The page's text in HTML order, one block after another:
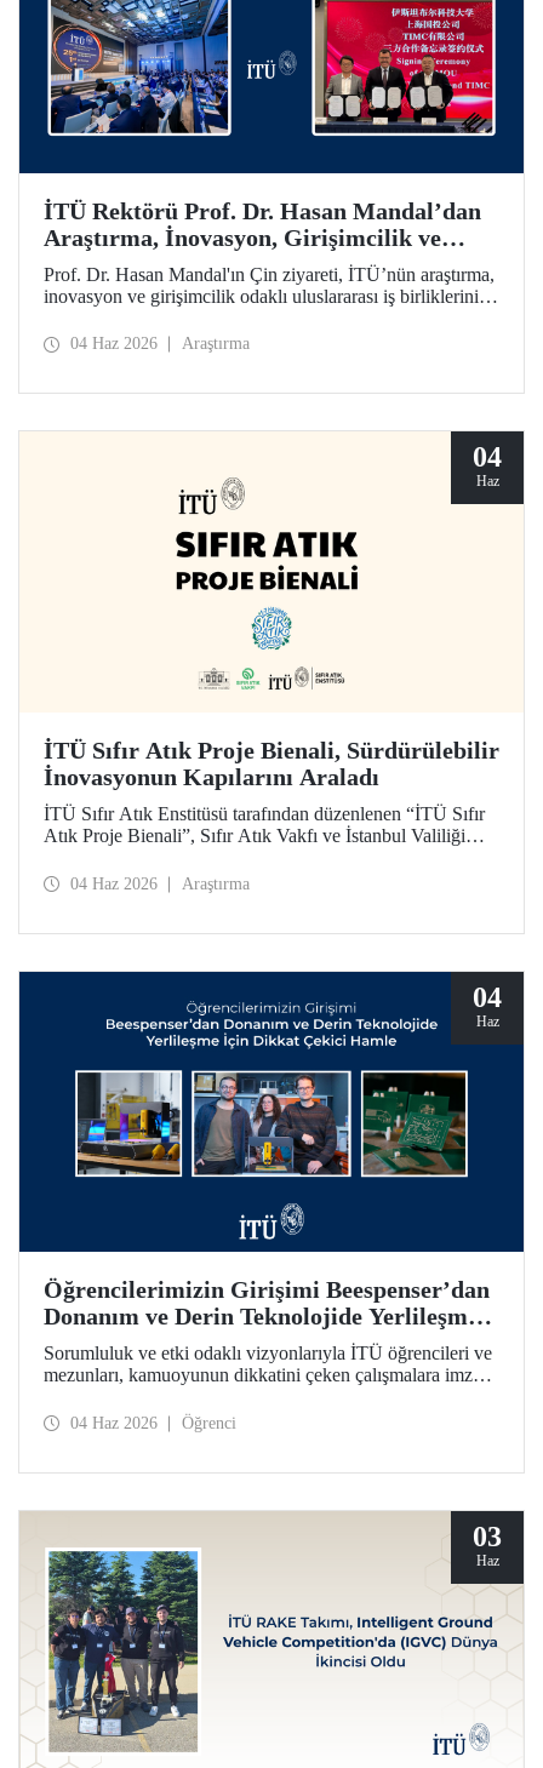
İTÜ Rektörü Prof. Dr. Hasan Mandal’dan
Araştırma, İnovasyon, Girişimcilik ve
Teknoloji Odaklı Uluslararası İş
Birliklerini Güçlendiren Çin Ziyareti
Prof. Dr. Hasan Mandal'ın Çin ziyareti, İTÜ’nün araştırma,
inovasyon ve girişimcilik odaklı uluslararası iş birliklerini
owned Capital Investment Co. (SSCI) ve TIMC ile İTÜ
04 Haz 2026 Araştırma
04
Haz
İTÜ Sıfır Atık Proje Bienali, Sürdürülebilir
İnovasyonun Kapılarını Araladı
İTÜ Sıfır Atık Enstitüsü tarafından düzenlenen “İTÜ Sıfır
Atık Proje Bienali”, Sıfır Atık Vakfı ve İstanbul Valiliği
kapsamında 3 Haziran 2026’da İTÜ Süleyman Demirel
04 Haz 2026 Araştırma
04
Haz
Öğrencilerimizin Girişimi Beespenser’dan
Donanım ve Derin Teknolojide Yerlileşme
İçin Dikkat Çekici Hamle
Sorumluluk ve etki odaklı vizyonlarıyla İTÜ öğrencileri ve
mezunları, kamuoyunun dikkatini çeken çalışmalara imza
yolculuğunun somutlaşan örnekleri arasında Beespenser de
04 Haz 2026 Öğrenci
03
Haz